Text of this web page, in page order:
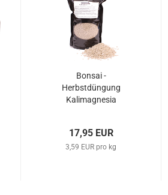
Bonsai -
Herbstdüngung
Kalimagnesia
verpackt)
17,95 EUR
3,59 EUR pro kg